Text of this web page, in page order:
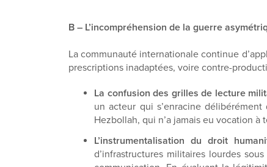
B – L’incompréhension de la guerre
La communauté internationale continue
prescriptions inadaptées, voire contre-
La confusion des grilles de lecture
un acteur qui s’enracine
Hezbollah, qui n’a jamais eu vocation à
L’instrumentalisation du droit
d’infrastructures militaires lourdes